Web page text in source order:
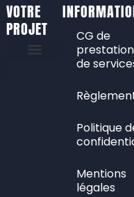
VOTRE
PROJET
CG de
de
Politique
Mentions
légales